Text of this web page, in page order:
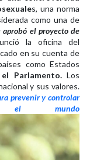
s, una norma
como una de
aprobó el proyecto de
la oficina del
en su cuenta de
como Estados
Parlamento.Los
y sus valores.
prevenir y controlar
el mundo